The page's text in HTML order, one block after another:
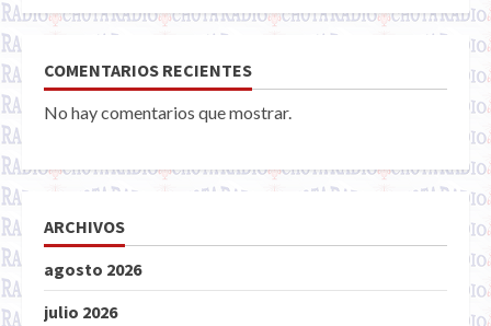
COMENTARIOS RECIENTES
No hay comentarios que mostrar.
ARCHIVOS
agosto 2026
julio 2026